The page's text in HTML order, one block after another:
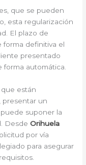
que se pueden
esta regularización
El plazo de
forma definitiva el
presentado
forma automática.
están
presentar un
suponer la
DesdeOrihuela
por vía
para asegurar